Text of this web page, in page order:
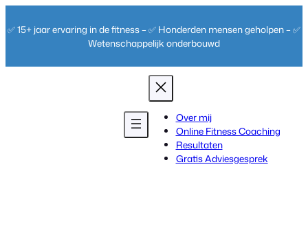
naar
✅ 15+ jaar ervaring in de fitness – ✅ Honderden mensen geholpen – ✅
Wetenschappelijk onderbouwd
Over mij
Online Fitness Coaching
Resultaten
Gratis Adviesgesprek